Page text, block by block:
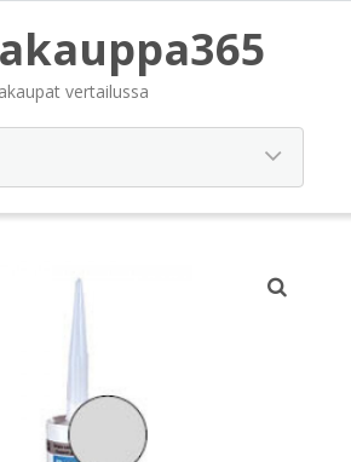
vertailussa